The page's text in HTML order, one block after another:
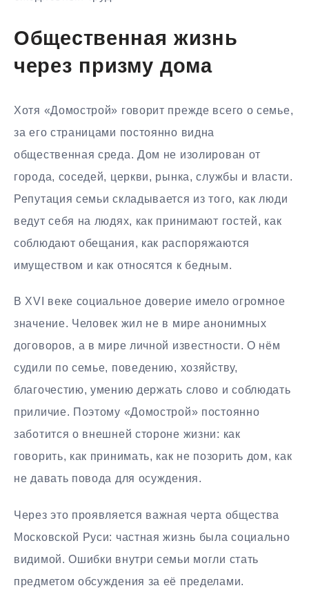
Общественная жизнь
через призму дома
Хотя «Домострой» говорит прежде всего о семье,
за его страницами постоянно видна
общественная среда. Дом не изолирован от
города, соседей, церкви, рынка, службы и власти.
Репутация семьи складывается из того, как люди
ведут себя на людях, как принимают гостей, как
соблюдают обещания, как распоряжаются
имуществом и как относятся к бедным.
В XVI веке социальное доверие имело огромное
значение. Человек жил не в мире анонимных
договоров, а в мире личной известности. О нём
судили по семье, поведению, хозяйству,
благочестию, умению держать слово и соблюдать
приличие. Поэтому «Домострой» постоянно
заботится о внешней стороне жизни: как
говорить, как принимать, как не позорить дом, как
не давать повода для осуждения.
Через это проявляется важная черта общества
Московской Руси: частная жизнь была социально
видимой. Ошибки внутри семьи могли стать
предметом обсуждения за её пределами.